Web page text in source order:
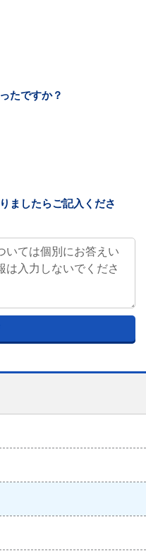
たですか？
ましたらご記入くださ